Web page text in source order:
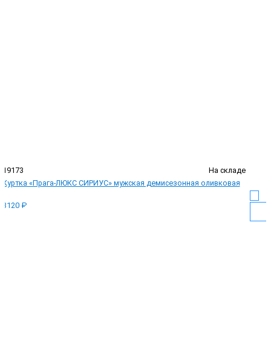
19173
На складе
Куртка «Прага-ЛЮКС СИРИУС» мужская демисезонная оливковая
3120 ₽